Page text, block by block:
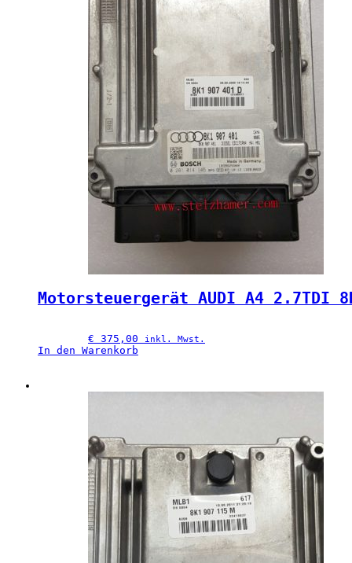
Motorsteuergerät AUDI A4 2.7TDI
€ 375,00 inkl. Mwst.
In den Warenkorb